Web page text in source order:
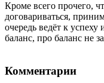
Кроме всего прочего,
договариваться,
очередь ведёт к
баланс, про баланс не
Комментарии